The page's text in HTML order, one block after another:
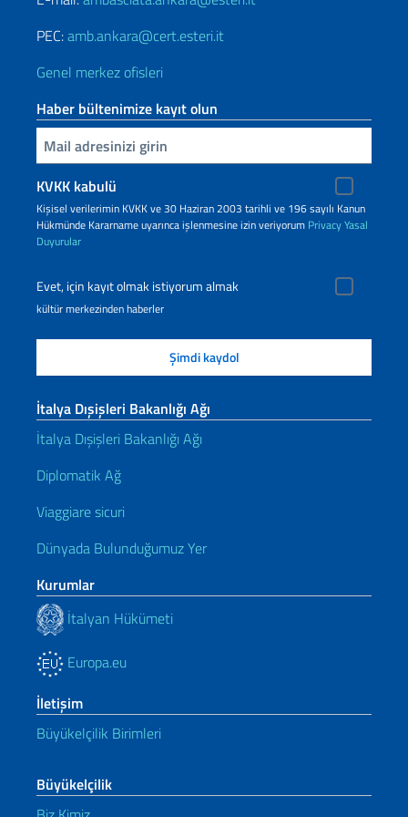
PEC:amb.ankara@cert.esteri.it
Genel merkez ofisleri
Haber bültenimize kayıt olun
Inserisci la tua email
KVKK kabulü
Kişisel verilerimin KVKK ve 30 Haziran 2003 tarihli ve 196 sayılı Kanun
Hükmünde Kararname uyarınca işlenmesine izin veriyorum PrivacyYasal
Duyurular
Evet, için kayıt olmak istiyorum almak
kültür merkezinden haberler
İtalya Dışişleri Bakanlığı Ağı
İtalya Dışişleri Bakanlığı Ağı
Diplomatik Ağ
Viaggiare sicuri
Dünyada Bulunduğumuz Yer
Kurumlar
İtalyan Hükümeti
Europa.eu
İletişim
Büyükelçilik Birimleri
Büyükelçilik